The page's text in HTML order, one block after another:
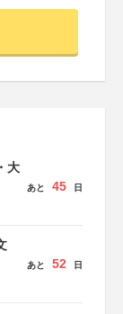
大
あと 45 日
あと 52 日